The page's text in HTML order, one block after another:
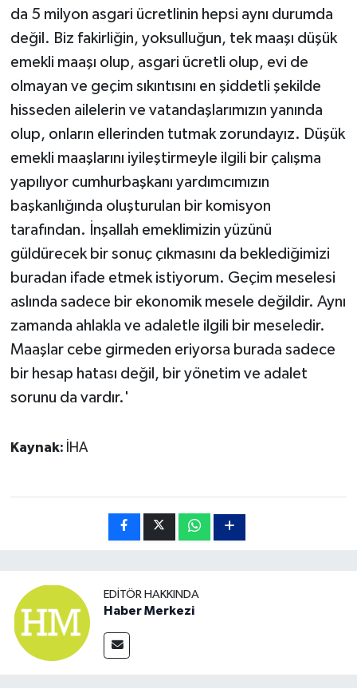
da 5 milyon asgari ücretlinin hepsi aynı durumda
değil. Biz fakirliğin, yoksulluğun, tek maaşı düşük
emekli maaşı olup, asgari ücretli olup, evi de
olmayan ve geçim sıkıntısını en şiddetli şekilde
hisseden ailelerin ve vatandaşlarımızın yanında
olup, onların ellerinden tutmak zorundayız. Düşük
emekli maaşlarını iyileştirmeyle ilgili bir çalışma
yapılıyor cumhurbaşkanı yardımcımızın
başkanlığında oluşturulan bir komisyon
tarafından. İnşallah emeklimizin yüzünü
güldürecek bir sonuç çıkmasını da beklediğimizi
buradan ifade etmek istiyorum. Geçim meselesi
aslında sadece bir ekonomik mesele değildir. Aynı
zamanda ahlakla ve adaletle ilgili bir meseledir.
Maaşlar cebe girmeden eriyorsa burada sadece
bir hesap hatası değil, bir yönetim ve adalet
sorunu da vardır.'
Kaynak: İHA
EDITÖR HAKKINDA
Haber Merkezi